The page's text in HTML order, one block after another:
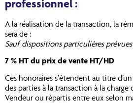
professionnel :
A la réalisation de la transaction, la
sera de :
Sauf dispositions particulières
7 % HT du prix de vente HT/HD
Ces honoraires s’étendent au titre
des parties à la transaction à la
Vendeur ou répartis entre eux selon